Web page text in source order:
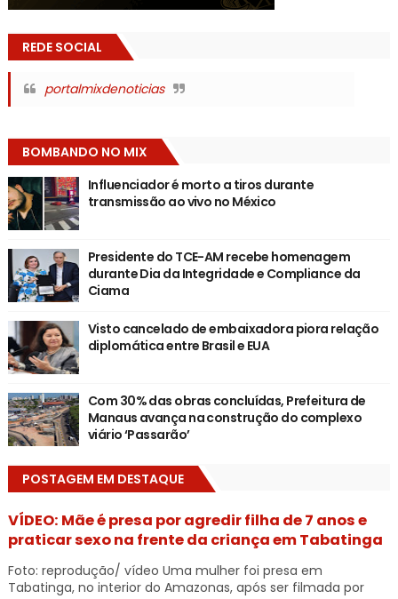
REDE SOCIAL
portalmixdenoticias
BOMBANDO NO MIX
Influenciador é morto a tiros durante
transmissão ao vivo no México
Presidente do TCE-AM recebe homenagem
durante Dia da Integridade e Compliance da
Ciama
Visto cancelado de embaixadora piora relação
diplomática entre Brasil e EUA
Com 30% das obras concluídas, Prefeitura de
Manaus avança na construção do complexo
viário ‘Passarão’
POSTAGEM EM DESTAQUE
VÍDEO: Mãe é presa por agredir filha de 7 anos e
praticar sexo na frente da criança em Tabatinga
Foto: reprodução/ vídeo Uma mulher foi presa em
Tabatinga, no interior do Amazonas, após ser filmada por